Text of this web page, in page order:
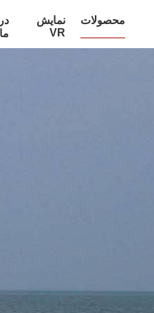
محصولات
نمایش
VR
ما